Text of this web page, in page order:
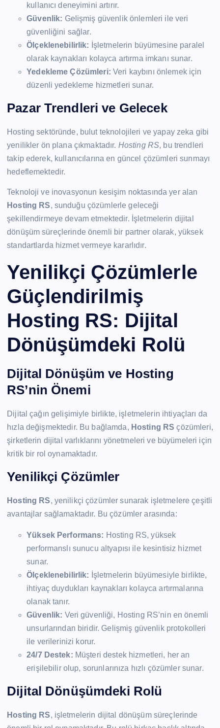
kullanıcı deneyimini artırır.
Güvenlik: Gelişmiş güvenlik önlemleri ile veri
güvenliğini sağlar.
Ölçeklenebilirlik: İşletmelerin büyümesine paralel
olarak kaynakları kolayca artırma imkanı sunar.
Yedekleme Çözümleri: Veri kaybını önlemek için
düzenli yedekleme hizmetleri sunar.
Pazar Trendleri ve Gelecek
Hosting sektöründe, bulut teknolojileri ve yapay zeka gibi
yenilikler ön plana çıkmaktadır. Hosting RS, bu trendleri
takip ederek, kullanıcılarına en güncel çözümleri sunmayı
hedeflemektedir.
Teknoloji ve inovasyonun kesişim noktasında yer alan
Hosting RS, sunduğu çözümlerle geleceği
şekillendirmeye devam etmektedir. İşletmelerin dijital
dönüşüm süreçlerinde önemli bir partner olarak, yüksek
standartlarda hizmet vermeye kararlıdır.
Yenilikçi Çözümlerle
Güçlendirilmiş
Hosting RS: Dijital
Dönüşümdeki Rolü
Dijital Dönüşüm ve Hosting
RS’nin Önemi
Dijital çağın gelişimiyle birlikte, işletmelerin ihtiyaçları da
hızla değişmektedir. Bu bağlamda, Hosting RS çözümleri,
şirketlerin dijital varlıklarını yönetmeleri ve büyümeleri için
kritik bir rol oynamaktadır.
Yenilikçi Çözümler
Hosting RS, yenilikçi çözümler sunarak işletmelere çeşitli
avantajlar sağlamaktadır. Bu çözümler arasında:
Yüksek Performans: Hosting RS, yüksek
performanslı sunucu altyapısı ile kesintisiz hizmet
sunar.
Ölçeklenebilirlik: İşletmelerin büyümesiyle birlikte,
ihtiyaç duydukları kaynakları kolayca artırmalarına
olanak tanır.
Güvenlik: Veri güvenliği, Hosting RS’nin en önemli
unsurlarından biridir. Gelişmiş güvenlik protokolleri
ile verilerinizi korur.
24/7 Destek: Müşteri destek hizmetleri, her an
erişilebilir olup, sorunlarınıza hızlı çözümler sunar.
Dijital Dönüşümdeki Rolü
Hosting RS, işletmelerin dijital dönüşüm süreçlerinde